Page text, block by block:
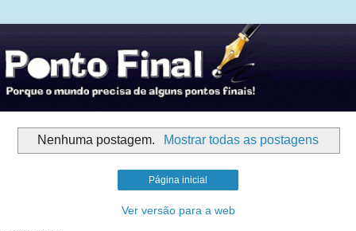
Nenhuma postagem. Mostrar todas as postagens
Página inicial
Ver versão para a web